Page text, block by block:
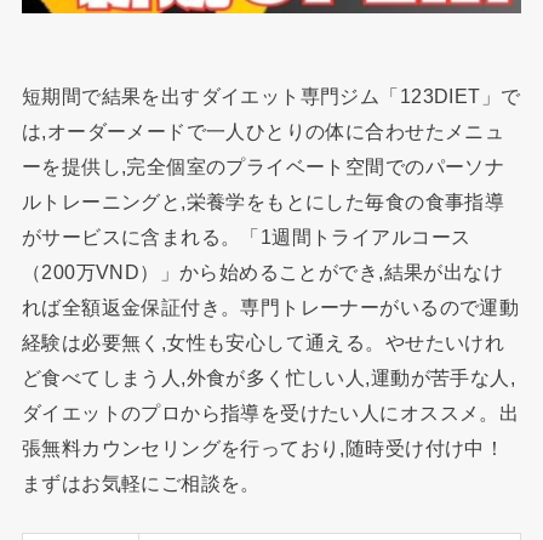
短期間で結果を出すダイエット専門ジム「123DIET」で
は,オーダーメードで一人ひとりの体に合わせたメニュ
ーを提供し,完全個室のプライベート空間でのパーソナ
ルトレーニングと,栄養学をもとにした毎食の食事指導
がサービスに含まれる。「1週間トライアルコース
（200万VND）」から始めることができ,結果が出なけ
れば全額返金保証付き。専門トレーナーがいるので運動
経験は必要無く,女性も安心して通える。やせたいけれ
ど食べてしまう人,外食が多く忙しい人,運動が苦手な人,
ダイエットのプロから指導を受けたい人にオススメ。出
張無料カウンセリングを行っており,随時受け付け中！
まずはお気軽にご相談を。